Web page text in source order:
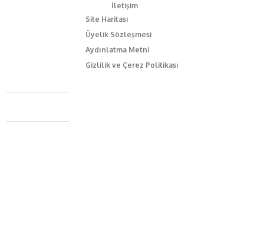
İletişim
Site Haritası
Üyelik Sözleşmesi
Aydınlatma Metni
Gizlilik ve Çerez Politikası
Caferağa Mah. Dr. Şakir Paşa Sok. No3/A Kadıköy İstanbul
+90 543 345 46 00